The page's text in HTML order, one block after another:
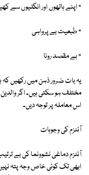
٭ اپنے ہاتھوں اور انگلیوں سے
٭ طبعیت بے پرواہی
٭ بے مقصد رونا
یہ بات ضرور ذہن میں رکھیں
مختلف ہو سکتی ہیں۔ اگر
اس معاملہ پر توجہ دیں۔
آئٹزم کی وجوہات
آئٹزم دماغی نشوونما کی بے
ابھی تک کوئی خاص وجہ پتہ